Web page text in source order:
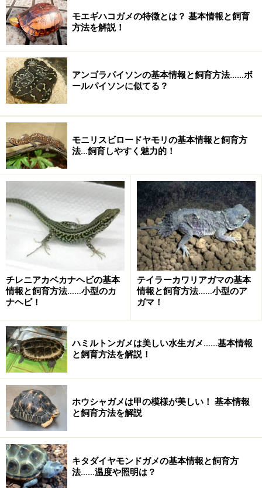
美しいカメで、アメリカでの分布域も東部で人口が多い
場所でもあることから以前より人気が高かったため飼育
に関する情報も多く、CB化もすすんでいます。ただしア
メリカでは保護の対象になっており野生の個体は流通し
での飼育に適したカメといえるでしょう。
私の友人もキボシイシガメをコンスタントに毎年繁殖さ
せていますので、日本でも国内CBが各種イベントなどで
も多くの個体が見られるようになってきました。今は結
構、高価ですがだんだんと初心者でも購入しやすい価格
になってしまうのかもしれません。ま、でもあまり安く
なって粗末に扱われるようになるのは悲しいことです
が。
キボシイシガメの飼育方法
飼育容器
大きさによって60～120cmクラスの水槽や衣装ケースな
ど。
温度
室温に任せてよい。ただし幼体は保温した方がよい。ホ
ットスポットは設置する
照明
紫外線入りのバスキングランプが必要
モエギハコガメの特徴とは？ 基本情報と飼育
方法を解説！
アンゴラパイソンの基本情報と飼育方法……ボ
ールパイソンに似てる？
モニリスビロードヤモリの基本情報と飼育方
法…飼育しやすく魅力的！
チレニアカベカナヘビの基本
情報と飼育方法……小型のカ
ナヘビ！
テイラーカワリアガマの基本
情報と飼育方法……小型のア
ガマ！
ハミルトンガメは美しい水生ガメ……基本情報
と飼育方法を解説！
ホウシャガメは甲の模様が美しい！ 基本情報
と飼育方法を解説
キタダイヤモンドガメの基本情報と飼育方
法……温度や照明は？